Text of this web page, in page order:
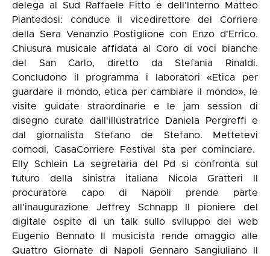
delega al Sud Raffaele Fitto e dell'Interno Matteo
Piantedosi: conduce il vicedirettore del Corriere
della Sera Venanzio Postiglione con Enzo d'Errico.
Chiusura musicale affidata al Coro di voci bianche
del San Carlo, diretto da Stefania Rinaldi.
Concludono il programma i laboratori «Etica per
guardare il mondo, etica per cambiare il mondo», le
visite guidate straordinarie e le jam session di
disegno curate dall'illustratrice Daniela Pergreffi e
dal giornalista Stefano de Stefano. Mettetevi
comodi, CasaCorriere Festival sta per cominciare.
Elly Schlein La segretaria del Pd si confronta sul
futuro della sinistra italiana Nicola Gratteri Il
procuratore capo di Napoli prende parte
all'inaugurazione Jeffrey Schnapp Il pioniere del
digitale ospite di un talk sullo sviluppo del web
Eugenio Bennato Il musicista rende omaggio alle
Quattro Giornate di Napoli Gennaro Sangiuliano Il